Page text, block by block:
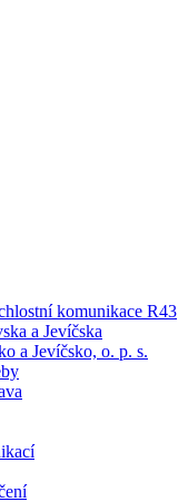
komunikace R43
a Jevíčska
a Jevíčsko, o. p. s.